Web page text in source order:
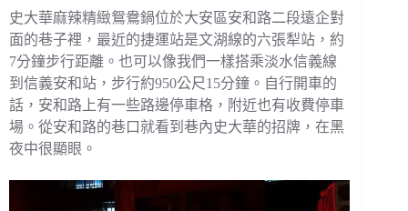
史大華麻辣精緻鴛鴦鍋位於大安區安和路二段遠企對
面的巷子裡，最近的捷運站是文湖線的六張犁站，約
7分鐘步行距離。也可以像我們一樣搭乘淡水信義線
到信義安和站，步行約950公尺15分鐘。自行開車的
話，安和路上有一些路邊停車格，附近也有收費停車
場。從安和路的巷口就看到巷內史大華的招牌，在黑
夜中很顯眼。